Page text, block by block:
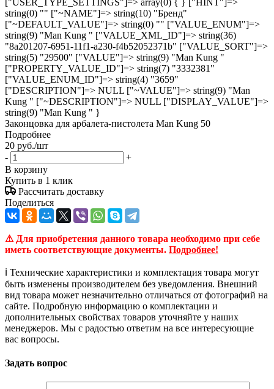
string(0) "" ["~NAME"]=> string(10) "Бренд"
["~DEFAULT_VALUE"]=> string(0) "" ["VALUE_ENUM"]=>
string(9) "Man Kung " ["VALUE_XML_ID"]=> string(36)
"8a201207-6951-11f1-a230-f4b52052371b" ["VALUE_SORT"]=>
string(5) "29500" ["VALUE"]=> string(9) "Man Kung "
["PROPERTY_VALUE_ID"]=> string(7) "3332381"
["VALUE_ENUM_ID"]=> string(4) "3659"
["DESCRIPTION"]=> NULL ["~VALUE"]=> string(9) "Man
Kung " ["~DESCRIPTION"]=> NULL ["DISPLAY_VALUE"]=>
string(9) "Man Kung " }
Законцовка для арбалета-пистолета Man Kung 50
Подробнее
20 руб./шт
-
+
В корзину
Купить в 1 клик
Рассчитать доставку
Поделиться
⚠ Для приобретения данного товара необходимо при себе
иметь соответствующие документы. Подробнее!
ℹ️ Технические характеристики и комплектация товара могут
быть изменены производителем без уведомления. Внешний
вид товара может незначительно отличаться от фотографий на
сайте. Подробную информацию о комплектации и
дополнительных свойствах товаров уточняйте у наших
менеджеров. Мы с радостью ответим на все интересующие
вас вопросы.
Задать вопрос